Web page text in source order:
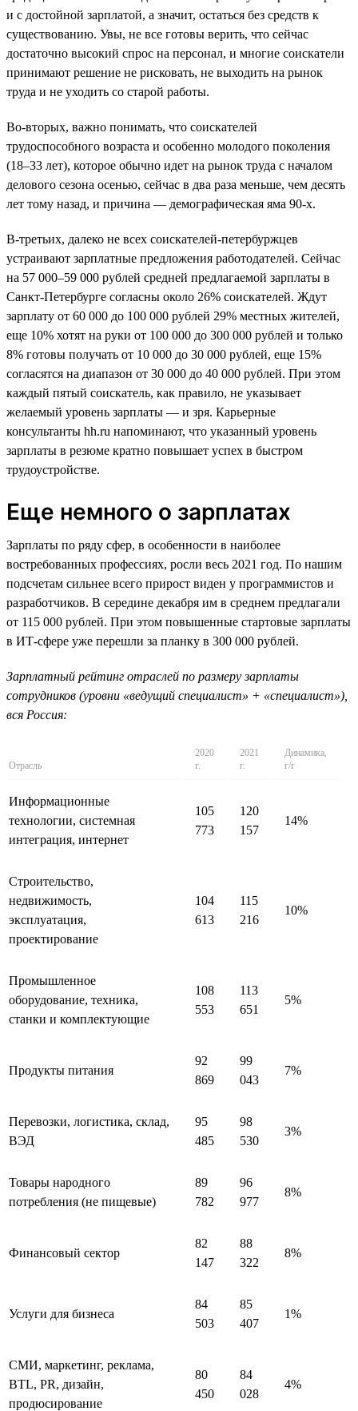
и с достойной зарплатой, а значит, остаться без средств к
существованию. Увы, не все готовы верить, что сейчас
достаточно высокий спрос на персонал, и многие соискатели
принимают решение не рисковать, не выходить на рынок
труда и не уходить со старой работы.
Во-вторых, важно понимать, что соискателей
трудоспособного возраста и особенно молодого поколения
(18–33 лет), которое обычно идет на рынок труда с началом
делового сезона осенью, сейчас в два раза меньше, чем десять
лет тому назад, и причина — демографическая яма 90-х.
В-третьих, далеко не всех соискателей-петербуржцев
устраивают зарплатные предложения работодателей. Сейчас
на 57 000–59 000 рублей средней предлагаемой зарплаты в
Санкт-Петербурге согласны около 26% соискателей. Ждут
зарплату от 60 000 до 100 000 рублей 29% местных жителей,
еще 10% хотят на руки от 100 000 до 300 000 рублей и только
8% готовы получать от 10 000 до 30 000 рублей, еще 15%
согласятся на диапазон от 30 000 до 40 000 рублей. При этом
каждый пятый соискатель, как правило, не указывает
желаемый уровень зарплаты — и зря. Карьерные
консультанты hh.ru напоминают, что указанный уровень
зарплаты в резюме кратно повышает успех в быстром
трудоустройстве.
Еще немного о зарплатах
Зарплаты по ряду сфер, в особенности в наиболее
востребованных профессиях, росли весь 2021 год. По нашим
подсчетам сильнее всего прирост виден у программистов и
разработчиков. В середине декабря им в среднем предлагали
от 115 000 рублей. При этом повышенные стартовые зарплаты
в ИТ-сфере уже перешли за планку в 300 000 рублей.
Зарплатный рейтинг отраслей по размеру зарплаты
сотрудников (уровни «ведущий специалист» + «специалист»),
вся Россия:
Отрасль
2020
г.
2021
г.
Динамика,
г/г
Информационные
технологии, системная
интеграция, интернет
105
773
120
157
14%
Строительство,
недвижимость,
эксплуатация,
проектирование
104
613
115
216
10%
Промышленное
оборудование, техника,
станки и комплектующие
108
553
113
651
5%
Продукты питания
92
869
99
043
7%
Перевозки, логистика, склад,
ВЭД
95
485
98
530
3%
Товары народного
потребления (не пищевые)
89
782
96
977
8%
Финансовый сектор
82
147
88
322
8%
Услуги для бизнеса
84
503
85
407
1%
СМИ, маркетинг, реклама,
BTL, PR, дизайн,
продюсирование
80
450
84
028
4%